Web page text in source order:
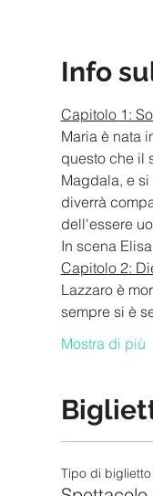
Info
Capitolo 1:
Maria è nata
questo che il
Magdala, e
diverrà
dell'essere
In scena
Capitolo 2:
Lazzaro è
sempre si è
Mostra di più
Tipo di biglietto